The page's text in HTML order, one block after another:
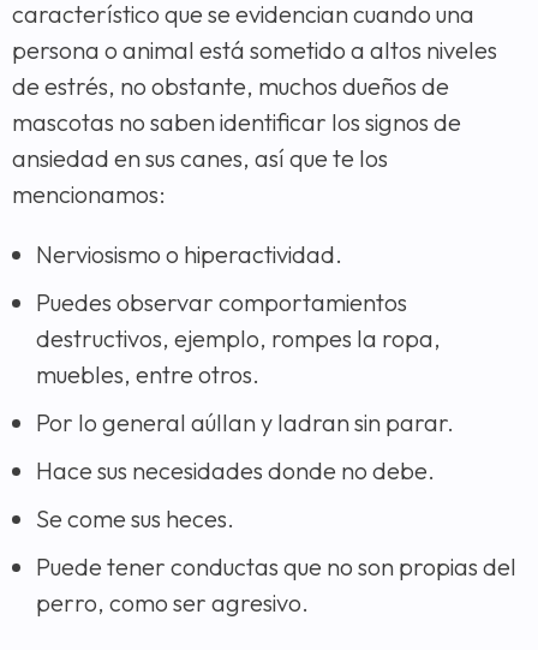
característico que se evidencian cuando una
persona o animal está sometido a altos niveles
de estrés, no obstante, muchos dueños de
mascotas no saben identificar los signos de
ansiedad en sus canes, así que te los
mencionamos:
Nerviosismo o hiperactividad.
Puedes observar comportamientos
destructivos, ejemplo, rompes la ropa,
muebles, entre otros.
Por lo general aúllan y ladran sin parar.
Hace sus necesidades donde no debe.
Se come sus heces.
Puede tener conductas que no son propias del
perro, como ser agresivo.